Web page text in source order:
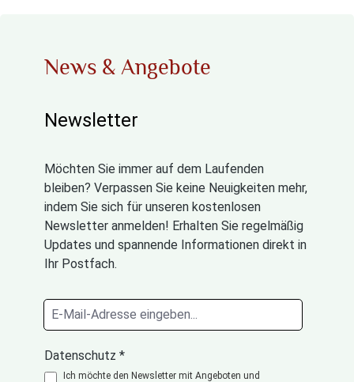
News & Angebote
Newsletter
Möchten Sie immer auf dem Laufenden
bleiben? Verpassen Sie keine Neuigkeiten mehr,
indem Sie sich für unseren kostenlosen
Newsletter anmelden! Erhalten Sie regelmäßig
Updates und spannende Informationen direkt in
Ihr Postfach.
Datenschutz *
Ich möchte den Newsletter mit Angeboten und